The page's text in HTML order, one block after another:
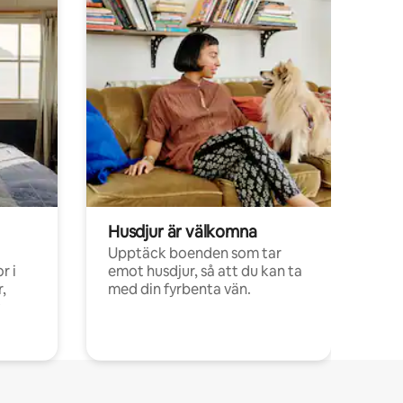
i
Husdjur är välkomna
Upptäck boenden som tar
emot husdjur, så att du kan ta
med din fyrbenta vän.